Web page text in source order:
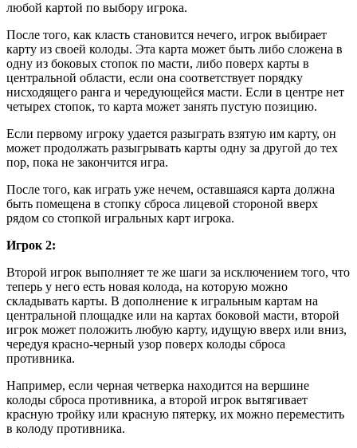
любой картой по выбору игрока.
После того, как класть становится нечего, игрок выбирает
карту из своей колоды. Эта карта может быть либо сложена в
одну из боковых стопок по масти, либо поверх карты в
центральной области, если она соответствует порядку
нисходящего ранга и чередующейся масти. Если в центре нет
четырех стопок, то карта может занять пустую позицию.
Если первому игроку удается разыграть взятую им карту, он
может продолжать разыгрывать карты одну за другой до тех
пор, пока не закончится игра.
После того, как играть уже нечем, оставшаяся карта должна
быть помещена в стопку сброса лицевой стороной вверх
рядом со стопкой игральных карт игрока.
Игрок 2:
Второй игрок выполняет те же шаги за исключением того, что
теперь у него есть новая колода, на которую можно
складывать карты. В дополнение к игральным картам на
центральной площадке или на картах боковой масти, второй
игрок может положить любую карту, идущую вверх или вниз,
чередуя красно-черный узор поверх колоды сброса
противника.
Например, если черная четверка находится на вершине
колоды сброса противника, а второй игрок вытягивает
красную тройку или красную пятерку, их можно переместить
в колоду противника.